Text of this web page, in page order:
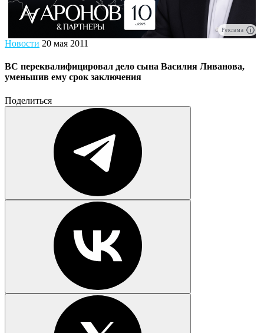
Реклама
Новости 20 мая 2011
ВС переквалифицировал дело сына Василия Ливанова,
уменьшив ему срок заключения
Поделиться